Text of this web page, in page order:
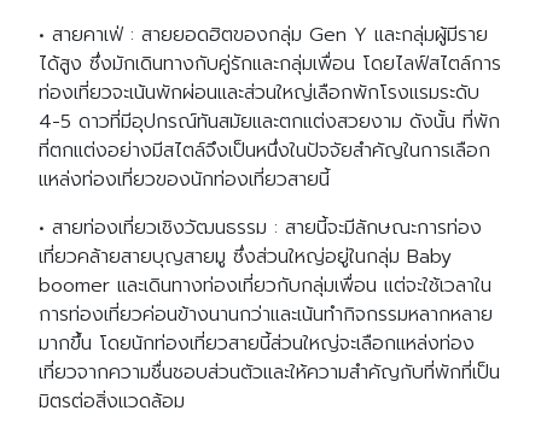
• สายคาเฟ่ : สายยอดฮิตของกลุ่ม Gen Y และกลุ่มผู้มีราย
ได้สูง ซึ่งมักเดินทางกับคู่รักและกลุ่มเพื่อน โดยไลฟ์สไตล์การ
ท่องเที่ยวจะเน้นพักผ่อนและส่วนใหญ่เลือกพักโรงแรมระดับ
4-5 ดาวที่มีอุปกรณ์ทันสมัยและตกแต่งสวยงาม ดังนั้น ที่พัก
ที่ตกแต่งอย่างมีสไตล์จึงเป็นหนึ่งในปัจจัยสำคัญในการเลือก
แหล่งท่องเที่ยวของนักท่องเที่ยวสายนี้
• สายท่องเที่ยวเชิงวัฒนธรรม : สายนี้จะมีลักษณะการท่อง
เที่ยวคล้ายสายบุญสายมู ซึ่งส่วนใหญ่อยู่ในกลุ่ม Baby
boomer และเดินทางท่องเที่ยวกับกลุ่มเพื่อน แต่จะใช้เวลาใน
การท่องเที่ยวค่อนข้างนานกว่าและเน้นทำกิจกรรมหลากหลาย
มากขึ้น โดยนักท่องเที่ยวสายนี้ส่วนใหญ่จะเลือกแหล่งท่อง
เที่ยวจากความชื่นชอบส่วนตัวและให้ความสำคัญกับที่พักที่เป็น
มิตรต่อสิ่งแวดล้อม